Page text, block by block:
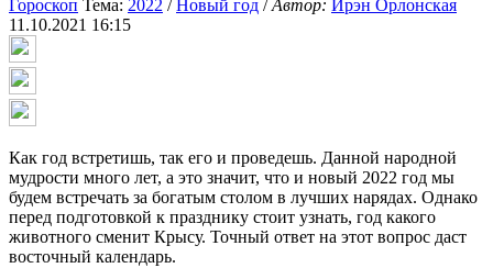
Гороскоп Тема: 2022 /Новый год /Автор: Ирэн Орлонская
11.10.2021 16:15
Как год встретишь, так его и проведешь. Данной народной
мудрости много лет, а это значит, что и новый 2022 год мы
будем встречать за богатым столом в лучших нарядах. Однако
перед подготовкой к празднику стоит узнать, год какого
животного сменит Крысу. Точный ответ на этот вопрос даст
восточный календарь.